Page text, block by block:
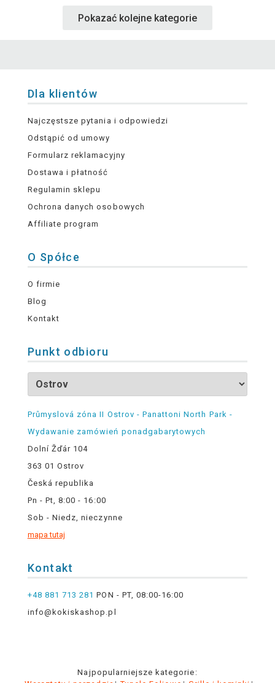
Pokazać kolejne kategorie
Dla klientów
Najczęstsze pytania i odpowiedzi
Odstąpić od umowy
Formularz reklamacyjny
Dostawa i płatność
Regulamin sklepu
Ochrona danych osobowych
Affiliate program
O Spółce
O firmie
Blog
Kontakt
Punkt odbioru
Průmyslová zóna II Ostrov - Panattoni North Park -
Wydawanie zamówień ponadgabarytowych
Dolní Žďár 104
363 01 Ostrov
Česká republika
Pn - Pt, 8:00 - 16:00
Sob - Niedz, nieczynne
mapa tutaj
Kontakt
+48 881 713 281 PON - PT, 08:00-16:00
info@kokiskashop.pl
Najpopularniejsze kategorie: